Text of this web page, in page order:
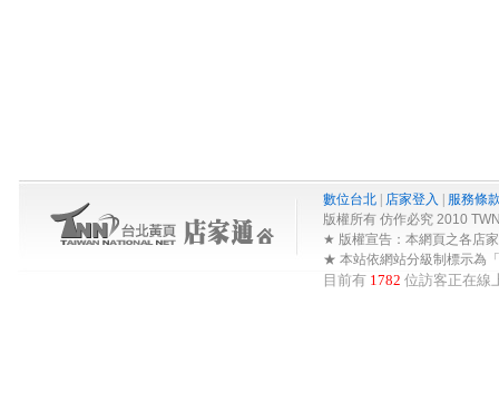
數位台北 店家登入
服務條
版權所有 仿作必究 2010
★ 版權宣告：本網頁之各店
★ 本站依網站分級制標示為
目前有 1782 位訪客正在線